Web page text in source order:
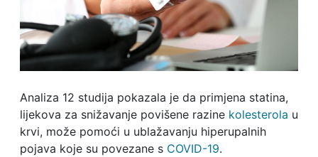
Analiza 12 studija pokazala je da primjena statina,
lijekova za snižavanje povišene razine kolesterola u
krvi, može pomoći u ublažavanju hiperupalnih
pojava koje su povezane s COVID-19.